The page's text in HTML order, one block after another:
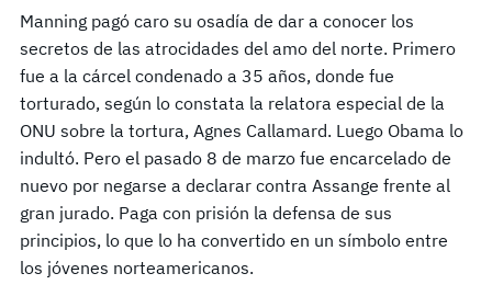
Manning pagó caro su osadía de dar a conocer los
secretos de las atrocidades del amo del norte. Primero
fue a la cárcel condenado a 35 años, donde fue
torturado, según lo constata la relatora especial de la
ONU sobre la tortura, Agnes Callamard. Luego Obama lo
indultó. Pero el pasado 8 de marzo fue encarcelado de
nuevo por negarse a declarar contra Assange frente al
gran jurado. Paga con prisión la defensa de sus
principios, lo que lo ha convertido en un símbolo entre
los jóvenes norteamericanos.